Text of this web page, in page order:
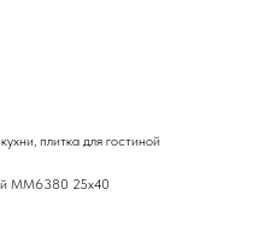
плитка для гостиной
MM6380 25x40